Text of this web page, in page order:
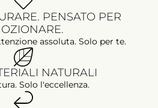
PENSATO PER
assoluta. Solo per te.
NATURALI
Solo l'eccellenza.